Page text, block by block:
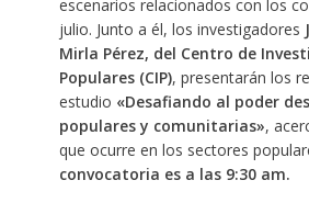
escenarios relacionados con los
julio. Junto a él, los investigadores
Mirla Pérez, del Centro de
Populares (CIP), presentarán los
estudio «Desafiando al poder
populares y comunitarias»,
que ocurre en los sectores
convocatoria es a las 9:30 am.